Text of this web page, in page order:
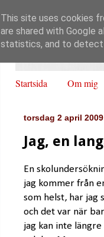
Startsida Om mig
torsdag 2 april 2009
Jag, en
En
jag kommer från
som helst, har jag
och det var när
jag kan inte
This site uses cookies
are shared with Google
statistics, and to detect